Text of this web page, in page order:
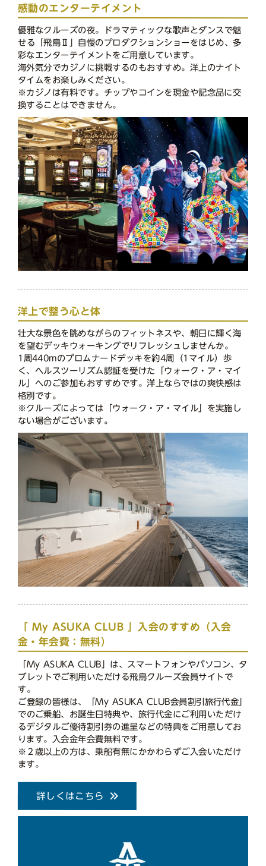
感動のエンターテイメント
優雅なクルーズの夜。ドラマティックな歌声とダンスで魅
せる「飛鳥Ⅱ」自慢のプロダクションショーをはじめ、多
彩なエンターテイメントをご用意しています。
海外気分でカジノに挑戦するのもおすすめ。洋上のナイト
タイムをお楽しみください。
※カジノは有料です。チップやコインを現金や記念品に交
換することはできません。
洋上で整う心と体
壮大な景色を眺めながらのフィットネスや、朝日に輝く海
を望むデッキウォーキングでリフレッシュしませんか。
1周440mのプロムナードデッキを約4周（1マイル）歩
く、ヘルスツーリズム認証を受けた「ウォーク・ア・マイ
ル」へのご参加もおすすめです。洋上ならではの爽快感は
格別です。
※クルーズによっては「ウォーク・ア・マイル」を実施し
ない場合がございます。
「 My ASUKA CLUB 」入会のすすめ（入会
金・年会費：無料）
「My ASUKA CLUB」は、スマートフォンやパソコン、タ
ブレットでご利用いただける飛鳥クルーズ会員サイトで
す。
ご登録の皆様は、「My ASUKA CLUB会員割引旅行代金」
でのご乗船、お誕生日特典や、旅行代金にご利用いただけ
るデジタルご優待割引券の進呈などの特典をご用意してお
ります。入会金年会費無料です。
※２歳以上の方は、乗船有無にかかわらずご入会いただけ
ます。
詳しくはこちら